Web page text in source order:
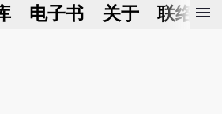
电子书 关于 联络我
menu